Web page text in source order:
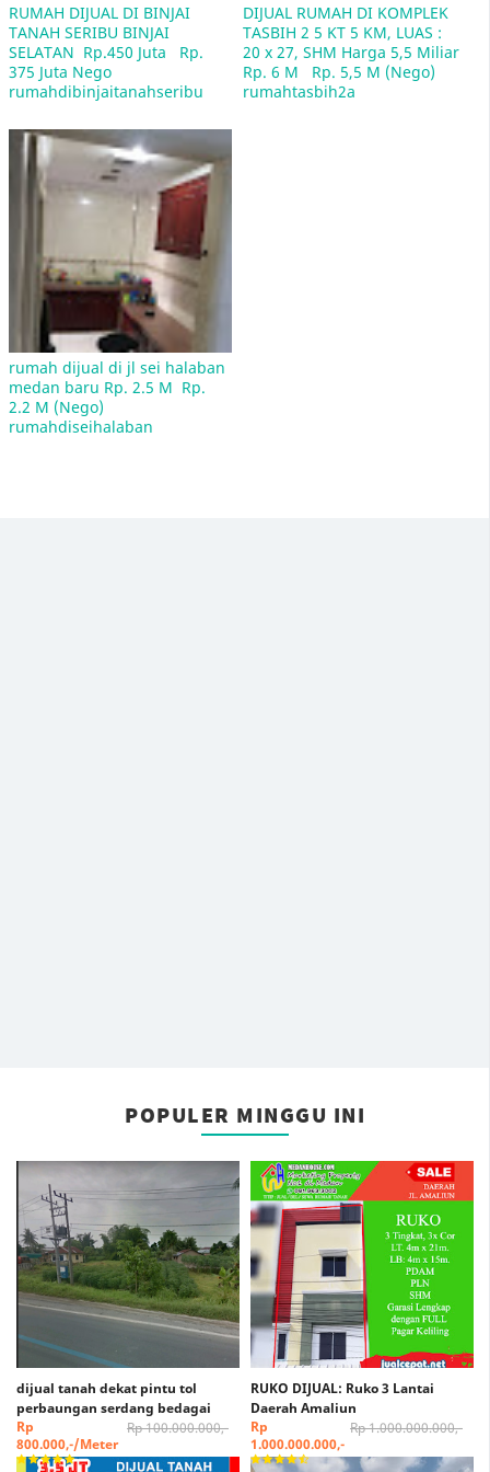
Daftar Nama-Nama Jalan di Kota Medan Dengan
RUMAH DIJUAL DI BINJAI
TANAH SERIBU BINJAI
SELATAN  Rp.450 Juta   Rp.
375 Juta Nego
rumahdibinjaitanahseribu
DIJUAL RUMAH DI KOMPLEK
TASBIH 2 5 KT 5 KM, LUAS :
20 x 27, SHM Harga 5,5 Miliar
Rp. 6 M   Rp. 5,5 M (Nego)
rumahtasbih2a
rumah dijual di jl sei halaban
medan baru Rp. 2.5 M  Rp.
2.2 M (Nego)
rumahdiseihalaban
POPULER MINGGU INI
dijual tanah dekat pintu tol
perbaungan serdang bedagai
Rp 100.000.000,-
Rp
800.000,-/Meter
RUKO DIJUAL: Ruko 3 Lantai
Daerah Amaliun
Rp 1.000.000.000,-
Rp
1.000.000.000,-